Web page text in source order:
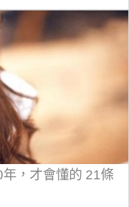
，才會懂的 21條